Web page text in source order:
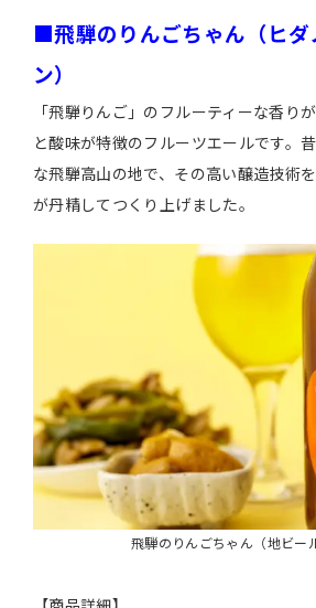
■飛騨のりんごちゃん（ヒダ
ン）
「飛騨りんご」のフルーティーな香り
と酸味が特徴のフルーツエールです。
な飛騨高山の地で、その高い醸造技術
が丹精してつくり上げました。
飛騨のりんごちゃん（地ビー